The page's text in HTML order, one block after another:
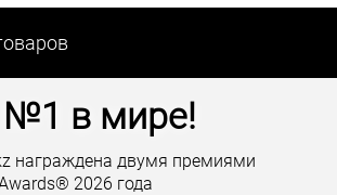
№1 в мире!
награждена двумя премиями
2026 года